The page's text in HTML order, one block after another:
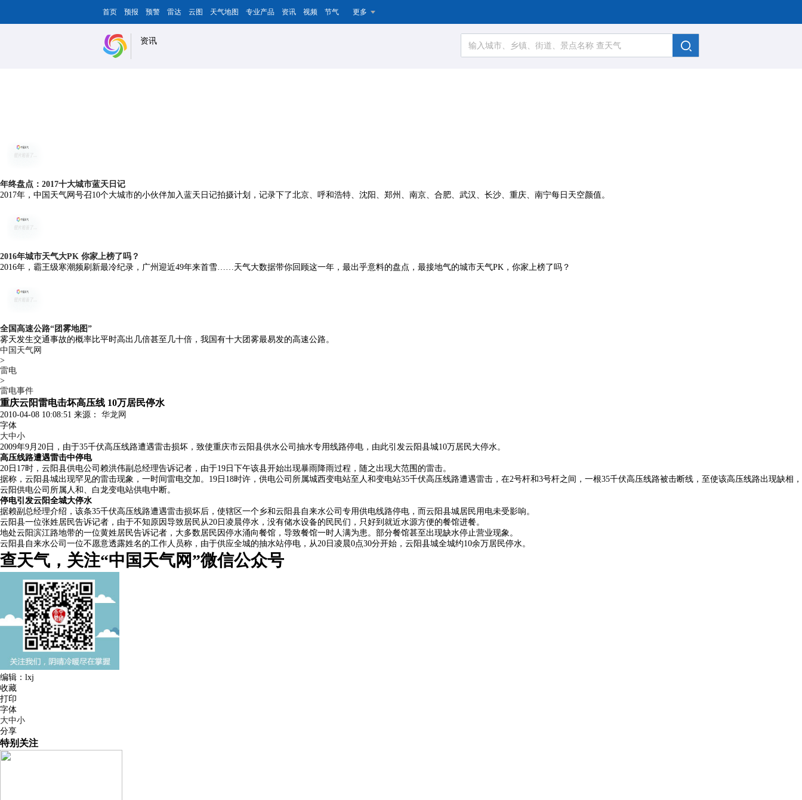
首页 预报 预警 雷达 云图 天气地图 专业产品 资讯 视频 节气 更多
资讯
年终盘点：2017十大城市蓝天日记
2017年，中国天气网号召10个大城市的小伙伴加入蓝天日记拍摄计划，记录下了北京、呼和浩特、沈阳、郑州、南京、合肥、武汉、长沙、重庆、南宁每日天空颜值。
2016年城市天气大PK 你家上榜了吗？
2016年，霸王级寒潮频刷新最冷纪录，广州迎近49年来首雪……天气大数据带你回顾这一年，最出乎意料的盘点，最接地气的城市天气PK，你家上榜了吗？
全国高速公路“团雾地图”
雾天发生交通事故的概率比平时高出几倍甚至几十倍，我国有十大团雾最易发的高速公路。
中国天气网
>
雷电
>
雷电事件
重庆云阳雷电击坏高压线 10万居民停水
2010-04-08 10:08:51 来源： 华龙网
字体
大中小
2009年9月20日，由于35千伏高压线路遭遇雷击损坏，致使重庆市云阳县供水公司抽水专用线路停电，由此引发云阳县城10万居民大停水。
高压线路遭遇雷击中停电
20日17时，云阳县供电公司赖洪伟副总经理告诉记者，由于19日下午该县开始出现暴雨降雨过程，随之出现大范围的雷击。
据称，云阳县城出现罕见的雷击现象，一时间雷电交加。19日18时许，供电公司所属城西变电站至人和变电站35千伏高压线路遭遇雷击，在2号杆和3号杆之间，一根35千伏高压线路被击断线，至使该高压线路出现缺相，
云阳供电公司所属人和、白龙变电站供电中断。
停电引发云阳全城大停水
据赖副总经理介绍，该条35千伏高压线路遭遇雷击损坏后，使辖区一个乡和云阳县自来水公司专用供电线路停电，而云阳县城居民用电未受影响。
云阳县一位张姓居民告诉记者，由于不知原因导致居民从20日凌晨停水，没有储水设备的民民们，只好到就近水源方便的餐馆进餐。
地处云阳滨江路地带的一位黄姓居民告诉记者，大多数居民因停水涌向餐馆，导致餐馆一时人满为患。部分餐馆甚至出现缺水停止营业现象。
云阳县自来水公司一位不愿意透露姓名的工作人员称，由于供应全城的抽水站停电，从20日凌晨0点30分开始，云阳县城全城约10余万居民停水。
查天气，关注“中国天气网”微信公众号
编辑：lxj
收藏
打印
字体
大中小
分享
特别关注